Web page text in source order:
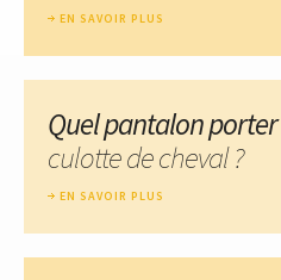
EN SAVOIR PLUS
Quel pantalon porter
culotte de cheval ?
EN SAVOIR PLUS